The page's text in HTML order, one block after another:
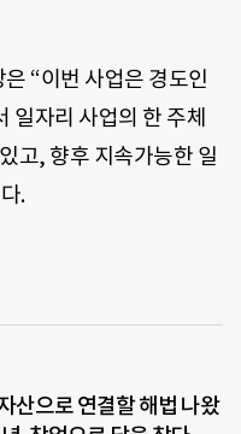
“이번 사업은 경도인
일자리 사업의 한 주체
고, 향후 지속가능한 일
.
산으로 연결할 해법 나왔